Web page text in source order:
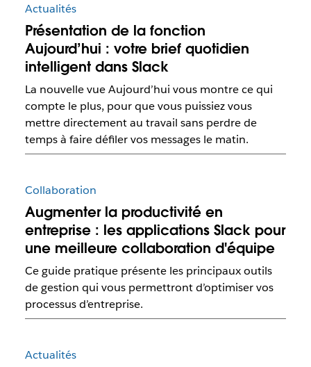
Actualités
Présentation de la fonction
Aujourd’hui : votre brief quotidien
intelligent dans Slack
La nouvelle vue Aujourd’hui vous montre ce qui
compte le plus, pour que vous puissiez vous
mettre directement au travail sans perdre de
temps à faire défiler vos messages le matin.
Collaboration
Augmenter la productivité en
entreprise : les applications Slack pour
une meilleure collaboration d'équipe
Ce guide pratique présente les principaux outils
de gestion qui vous permettront d’optimiser vos
processus d’entreprise.
Actualités